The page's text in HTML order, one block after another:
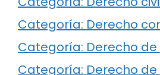
Categoría: Derecho
Categoría: Derecho
Categoría: Derecho